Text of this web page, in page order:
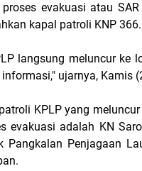
evakuasi atau
kapal patroli KNP 366.
langsung meluncur ke
ujarnya, Kamis
KPLP yang
evakuasi adalah KN
Pangkalan Penjagaan